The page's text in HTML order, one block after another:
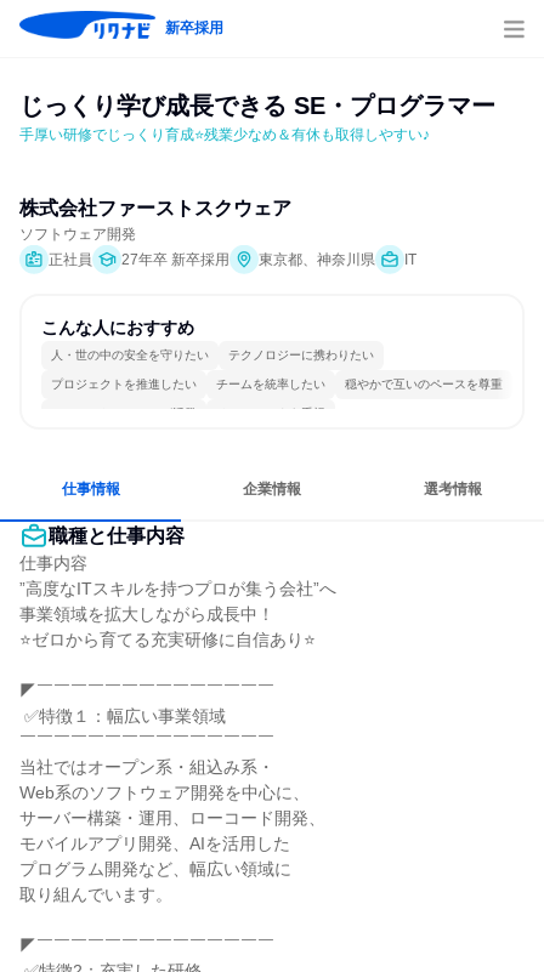
新卒採用
じっくり学び成長できる SE・プログラマー
手厚い研修でじっくり育成⭐残業少なめ＆有休も取得しやすい♪
株式会社ファーストスクウェア
ソフトウェア開発
正社員
27年卒 新卒採用 東京都、神奈川県 IT
こんな人におすすめ
人・世の中の安全を守りたい テクノロジーに携わりたい
プロジェクトを推進したい チームを統率したい 穏やかで互いのペースを尊重
コミュニケーションが活発 チームワークを重視
仕事情報 企業情報 選考情報
職種と仕事内容
仕事内容
”高度なITスキルを持つプロが集う会社”へ
事業領域を拡大しながら成長中！
⭐ゼロから育てる充実研修に自信あり⭐
◤￣￣￣￣￣￣￣￣￣￣￣￣￣￣
￣￣￣￣￣￣￣￣￣￣￣￣￣￣￣
当社ではオープン系・組込み系・
Web系のソフトウェア開発を中心に、
サーバー構築・運用、ローコード開発、
モバイルアプリ開発、AIを活用した
プログラム開発など、幅広い領域に
取り組んでいます。
◤￣￣￣￣￣￣￣￣￣￣￣￣￣￣